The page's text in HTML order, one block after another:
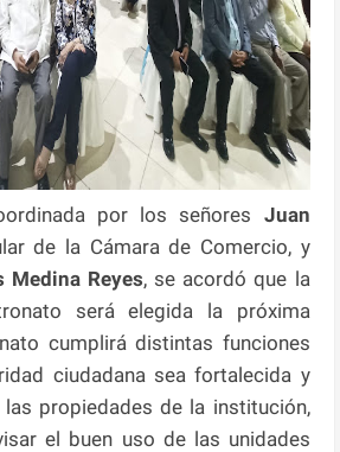
por los señores Juan
de la Cámara de Comercio, y
Medina Reyes, se acordó que la
será elegida la próxima
cumplirá distintas funciones
ciudadana sea fortalecida y
propiedades de la institución,
el buen uso de las unidades